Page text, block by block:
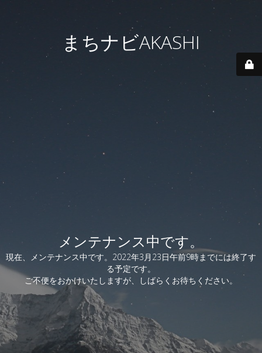
まちナビAKASHI
メンテナンス中です。
現在、メンテナンス中です。2022年3月23日午前9時までには終了す
る予定です。
ご不便をおかけいたしますが、しばらくお待ちください。